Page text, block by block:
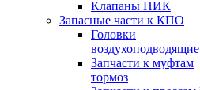
Клапаны ПИК
Запасные части к КПО
Головки
воздухоподводящие
Запчасти к муфтам
тормоз